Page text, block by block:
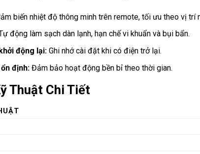
biến nhiệt độ thông minh trên remote, tối ưu theo vị trí
động làm sạch dàn lạnh, hạn chế vi khuẩn và bụi bẩn.
động lại:Ghi nhớ cài đặt khi có điện trở lại.
định:Đảm bảo hoạt động bền bỉ theo thời gian.
Thuật Chi Tiết